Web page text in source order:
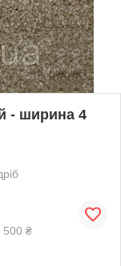
- ширина 4
500 ₴